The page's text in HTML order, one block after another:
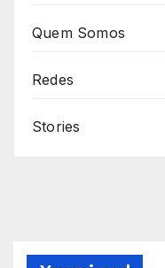
Quem Somos
Redes
Stories